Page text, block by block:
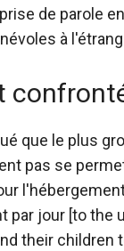
de parole
à
que le plus
pas se
par jour [to
their children